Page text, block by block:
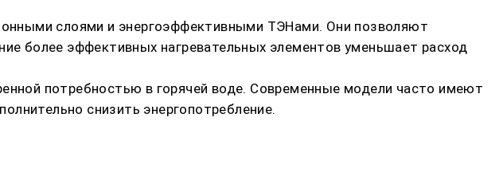
слоями и энергоэффективными ТЭНами. Они позволяют
более эффективных нагревательных элементов уменьшает расход
потребностью в горячей воде. Современные модели часто имеют
снизить энергопотребление.